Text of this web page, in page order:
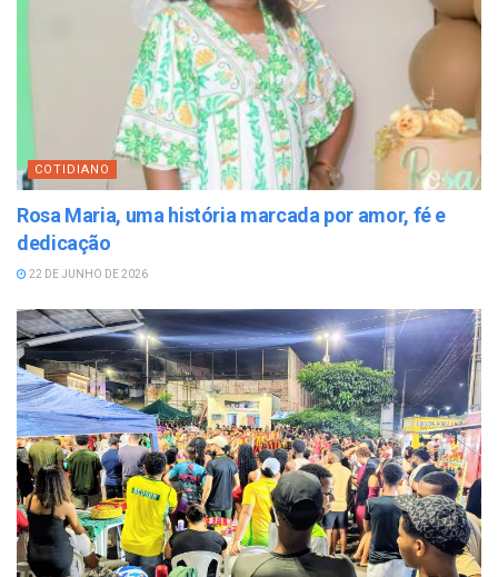
COTIDIANO
Rosa Maria, uma história marcada por amor, fé e
dedicação
22 DE JUNHO DE 2026